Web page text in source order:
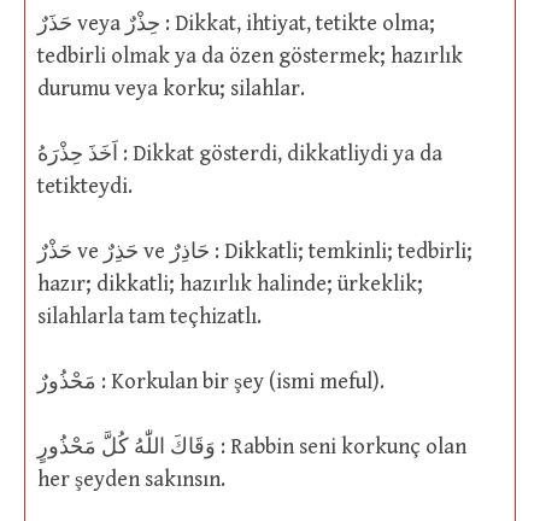
حَذَرٌ veya حِذْرٌ : Dikkat, ihtiyat, tetikte olma;
tedbirli olmak ya da özen göstermek; hazırlık
durumu veya korku; silahlar.
اَخَذَ حِذْرَهُ : Dikkat gösterdi, dikkatliydi ya da
tetikteydi.
حَذْرٌ ve حَذِرٌ ve حَاذِرٌ : Dikkatli; temkinli; tedbirli;
hazır; dikkatli; hazırlık halinde; ürkeklik;
silahlarla tam teçhizatlı.
مَحْذُورٌ : Korkulan bir şey (ismi meful).
وَقَاكَ اللّٰهُ كُلَّ مَحْذُورٍ : Rabbin seni korkunç olan
her şeyden sakınsın.